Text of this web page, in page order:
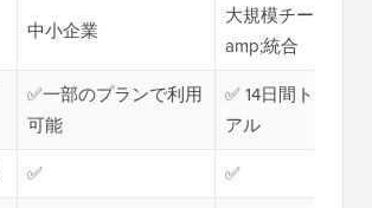
中小企業
大規模チーム＆
amp;統合
✅一部のプランで利用
可能
✅ 14日間トライ
アル
✅
✅